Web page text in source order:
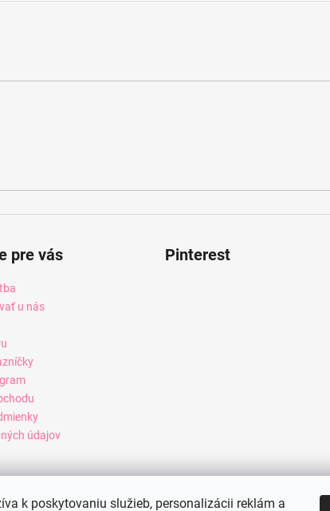
k poskytovaniu služieb, personalizácii reklám a
pre vás
u nás
údajov
Pinterest